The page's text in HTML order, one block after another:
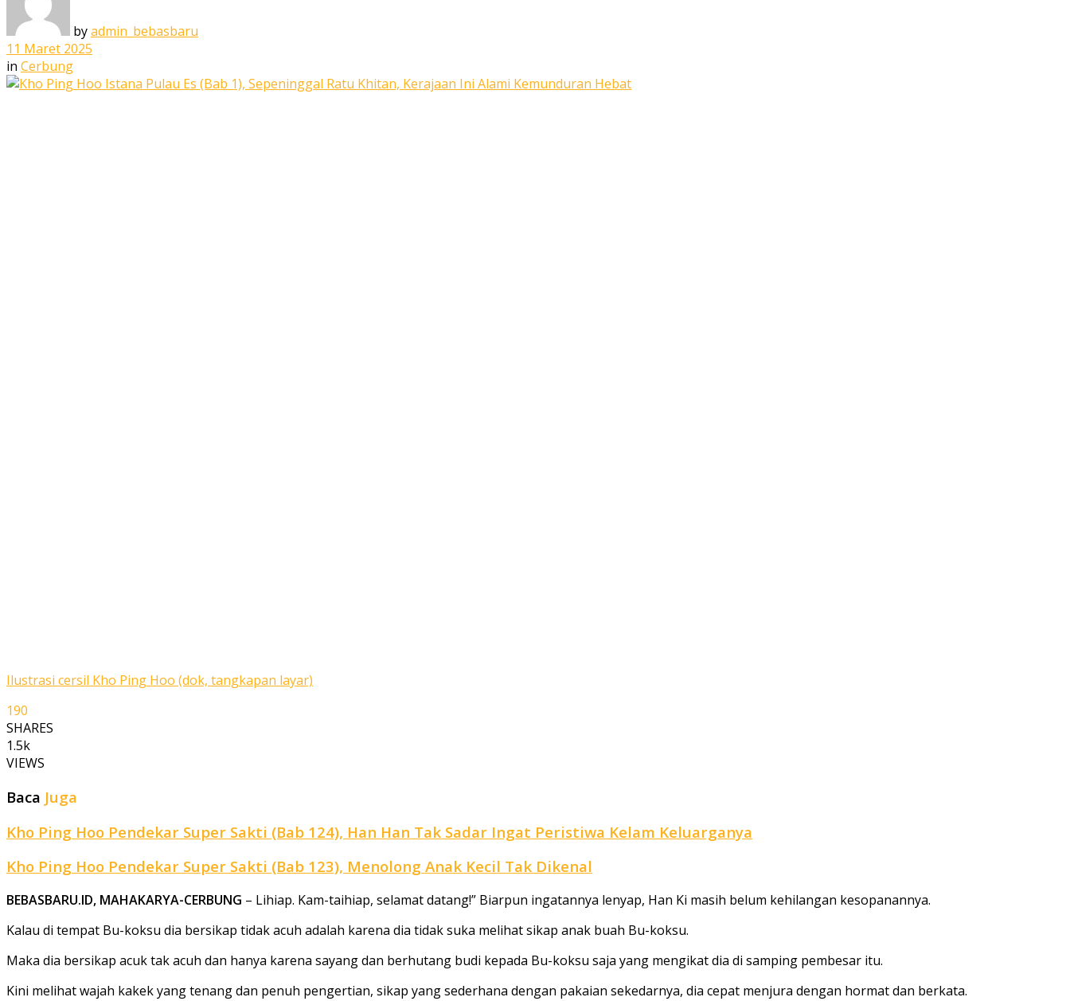
byadmin_bebasbaru
11 Maret 2025
in Cerbung
Ilustrasi cersil Kho Ping Hoo (dok, tangkapan layar)
190
SHARES
1.5k
VIEWS
Baca Juga
Kho Ping Hoo Pendekar Super Sakti (Bab 124), Han Han Tak Sadar Ingat Peristiwa Kelam Keluarganya
Kho Ping Hoo Pendekar Super Sakti (Bab 123), Menolong Anak Kecil Tak Dikenal
BEBASBARU.ID, MAHAKARYA-CERBUNG – Lihiap. Kam-taihiap, selamat datang!” Biarpun ingatannya lenyap, Han Ki masih belum kehilangan kesopanannya.
Kalau di tempat Bu-koksu dia bersikap tidak acuh adalah karena dia tidak suka melihat sikap anak buah Bu-koksu.
Maka dia bersikap acuk tak acuh dan hanya karena sayang dan berhutang budi kepada Bu-koksu saja yang mengikat dia di samping pembesar itu.
Kini melihat wajah kakek yang tenang dan penuh pengertian, sikap yang sederhana dengan pakaian sekedarnya, dia cepat menjura dengan hormat dan berkata.